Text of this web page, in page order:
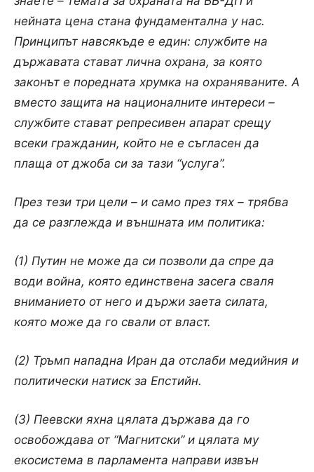
нейната цена стана фундаментална у нас.
Принципът навсякъде е един: службите на
държавата стават лична охрана, за която
законът е поредната хрумка на охраняваните. А
вместо защита на националните интереси –
службите стават репресивен апарат срещу
всеки гражданин, който не е съгласен да
плаща от джоба си за тази “услуга”.
През тези три цели – и само през тях – трябва
да се разглежда и външната им политика:
(1) Путин не може да си позволи да спре да
води война, която единствена засега сваля
вниманието от него и държи заета силата,
която може да го свали от власт.
(2) Тръмп нападна Иран да отслаби медийния и
политически натиск за Епстийн.
(3) Пеевски яхна цялата държава да го
освобождава от “Магнитски” и цялата му
екосистема в парламента направи извън